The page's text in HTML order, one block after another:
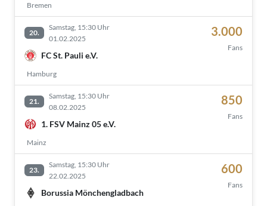
Bremen
20.
Samstag, 15:30 Uhr
01.02.2025
FC St. Pauli e.V.
Hamburg
3.000
Fans
21.
Samstag, 15:30 Uhr
08.02.2025
1. FSV Mainz 05 e.V.
Mainz
850
Fans
23.
Samstag, 15:30 Uhr
22.02.2025
Borussia Mönchengladbach
600
Fans